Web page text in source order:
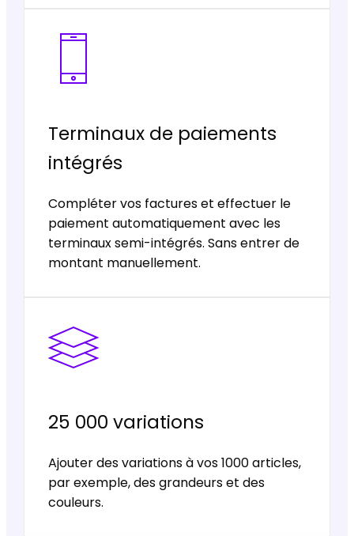
Terminaux de paiements
intégrés
Compléter vos factures et effectuer le
paiement automatiquement avec les
terminaux semi-intégrés. Sans entrer de
montant manuellement.
25 000 variations
Ajouter des variations à vos 1000 articles,
par exemple, des grandeurs et des
couleurs.